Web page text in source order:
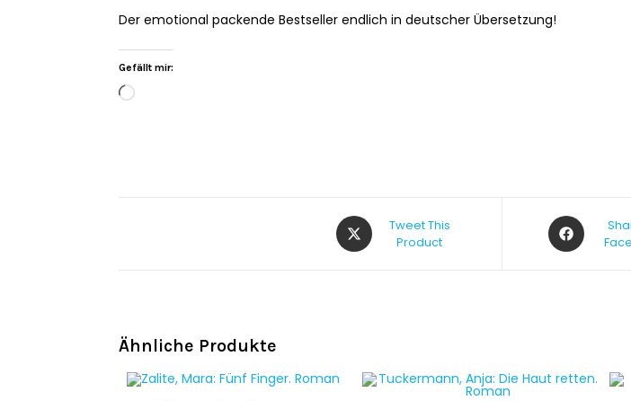
Der emotional packende Bestseller endlich in deutscher Übersetzung!
Gefällt mir:
Tweet This
Product
Ähnliche Produkte